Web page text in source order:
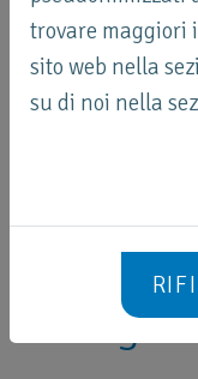
Riferimenti.
biologico
trovare maggiori
sito web nella
su di noi nella